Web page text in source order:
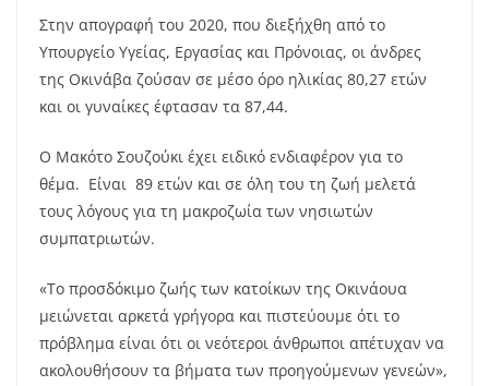
Στην απογραφή του 2020, που διεξήχθη από το
Υπουργείο Υγείας, Εργασίας και Πρόνοιας, οι άνδρες
της Οκινάβα ζούσαν σε μέσο όρο ηλικίας 80,27 ετών
και οι γυναίκες έφτασαν τα 87,44.
Ο Μακότο Σουζούκι έχει ειδικό ενδιαφέρον για το
θέμα. Είναι 89 ετών και σε όλη του τη ζωή μελετά
τους λόγους για τη μακροζωία των νησιωτών
συμπατριωτών.
«Το προσδόκιμο ζωής των κατοίκων της Οκινάουα
μειώνεται αρκετά γρήγορα και πιστεύουμε ότι το
πρόβλημα είναι ότι οι νεότεροι άνθρωποι απέτυχαν να
ακολουθήσουν τα βήματα των προηγούμενων γενεών»,